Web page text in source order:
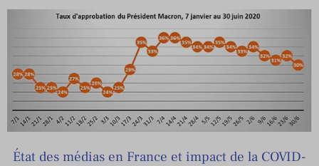
État des médias en France et impact de la COVID-